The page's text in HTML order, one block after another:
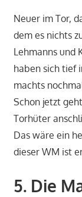
Neuer im Tor,
dem es nichts
Lehmanns und
haben sich tief
machts
Schon jetzt
Torhüter
Das wäre ein
dieser WM ist
5. Die